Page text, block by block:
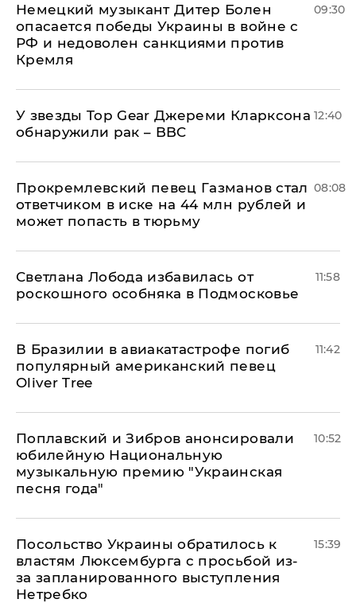
Немецкий музыкант Дитер Болен
опасается победы Украины в войне с
РФ и недоволен санкциями против
Кремля
09:30
У звезды Top Gear Джереми Кларксона
обнаружили рак – BBC
12:40
Прокремлевский певец Газманов стал
ответчиком в иске на 44 млн рублей и
может попасть в тюрьму
08:08
Светлана Лобода избавилась от
роскошного особняка в Подмосковье
11:58
В Бразилии в авиакатастрофе погиб
популярный американский певец
Oliver Tree
11:42
Поплавский и Зибров анонсировали
юбилейную Национальную
музыкальную премию "Украинская
песня года"
10:52
Посольство Украины обратилось к
властям Люксембурга с просьбой из-
за запланированного выступления
Нетребко
15:39